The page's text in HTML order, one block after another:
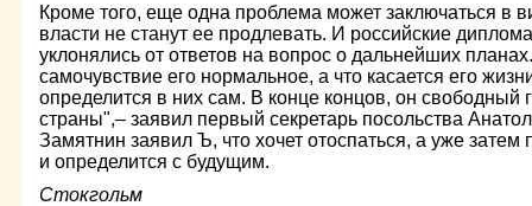
Кроме того, еще одна проблема может заключаться в
власти не станут ее продлевать. И российские
уклонялись от ответов на вопрос о дальнейших
самочувствие его нормальное, а что касается его
определится в них сам. В конце концов, он свободный
страны",– заявил первый секретарь посольства
Замятнин заявил Ъ, что хочет отоспаться, а уже
и определится с будущим.
Стокгольм